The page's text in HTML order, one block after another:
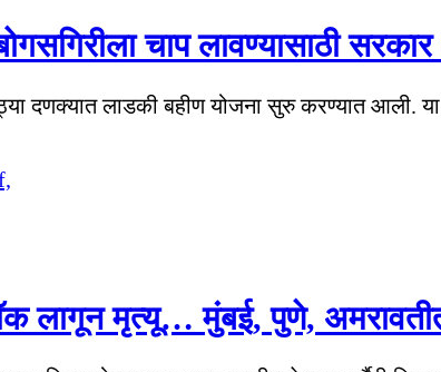
चाप लावण्यासाठी
दणक्यात लाडकी बहीण योजना सुरु करण्यात आली.
लागून मृत्यू… मुंबई, पुणे,